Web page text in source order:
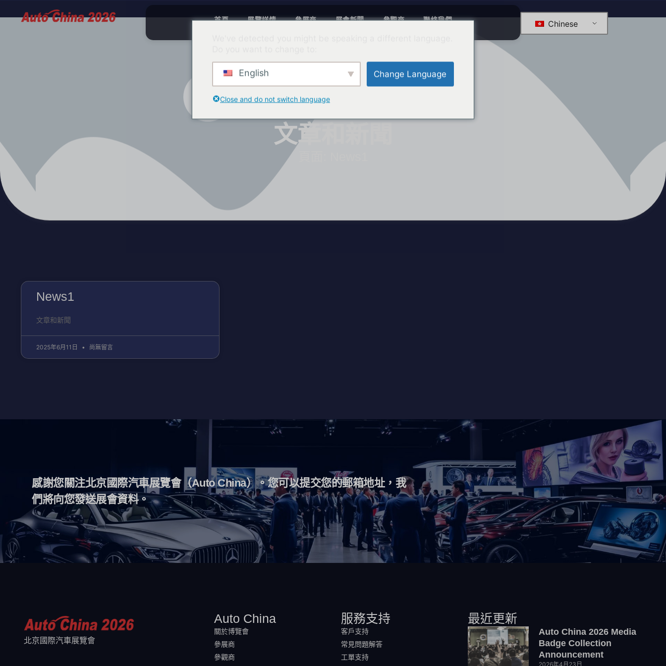
首頁 展覽詳情 參展商 展會新聞 參觀商 聯絡我們 Chinese
文章和新聞
News1
文章和新聞
2025年6月11日 尚無留言
感謝您關注北京國際汽車展覽會（Auto China）。您可以提交您的郵箱地址，我
們將向您發送展會資料。
北京國際汽車展覽會
Auto China
關於博覽會
參展商
參觀商
服務支持
客戶支持
常見問題解答
工單支持
最近更新
Auto China 2026 Media
Badge Collection
Announcement
2026年4月23日
English Change Language
Close and do not switch language